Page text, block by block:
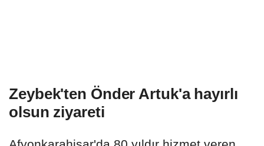
Zeybek'ten Önder Artuk'a hayırlı
olsun ziyareti